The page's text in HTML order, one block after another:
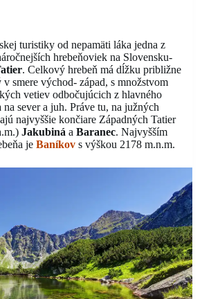
turistiky od nepamäti láka jedna z
hrebeňoviek na Slovensku-
. Celkový hrebeň má dĺžku približne
smere východ- západ, s množstvom
vetiev odbočujúcich z hlavného
na sever a juh. Práve tu, na južných
najvyššie končiare Západných Tatier
Jakubiná a Baranec. Najvyšším
je Baníkov s výškou 2178 m.n.m.